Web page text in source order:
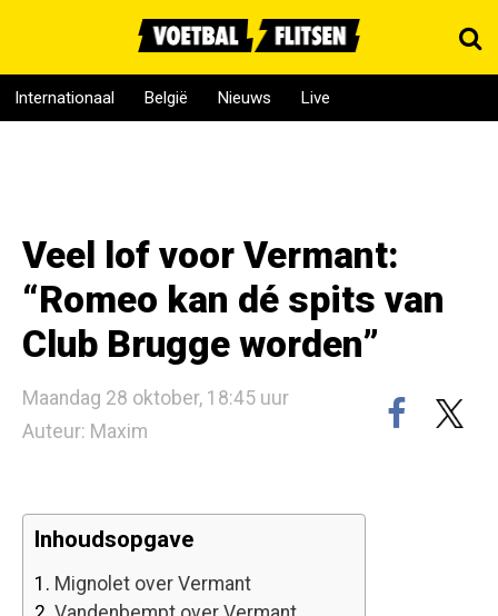
Internationaal België Nieuws Live
Veel lof voor Vermant:
“Romeo kan dé spits van
Club Brugge worden”
Maandag 28 oktober, 18:45 uur
Auteur: Maxim
Inhoudsopgave
1. Mignolet over Vermant